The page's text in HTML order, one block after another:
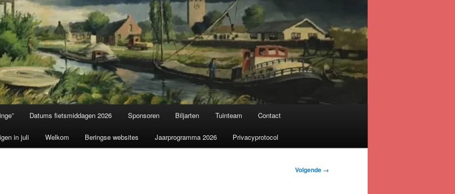
Datums fietsmiddagen 2026 Sponsoren Biljarten Tuinteam Contact
in juli Welkom Beringse websites Jaarprogramma 2026 Privacyprotocol
Volgende →